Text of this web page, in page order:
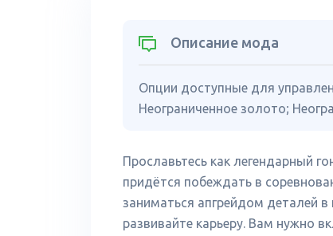
Описание мода
Опции доступные для
Неограниченное золото;
Прославьтесь как легендарный
придётся побеждать в
заниматься апгрейдом деталей
развивайте карьеру. Вам нужно